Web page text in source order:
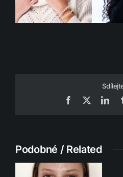
Facebook
Podobné / Related